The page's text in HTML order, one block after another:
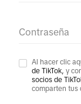
Contraseña
Al hacer clic
de TikTok, y
socios de
comparten tus